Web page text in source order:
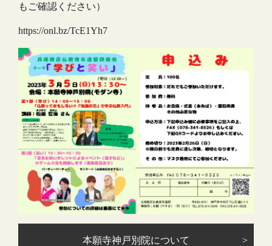
もご確認ください）
https://onl.bz/TcE1Yh7
本願寺神戸別院について